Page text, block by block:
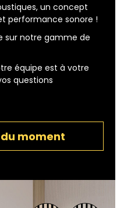
un concept
performance sonore !
sur notre gamme de
équipe est à votre
questions
moment